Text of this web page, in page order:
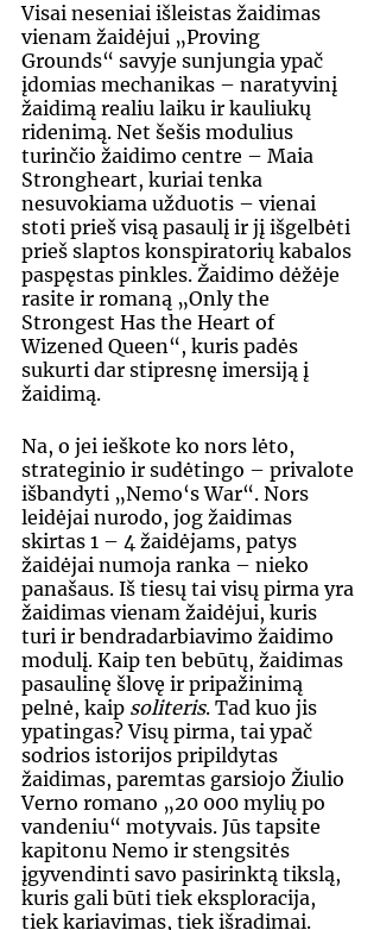
Visai neseniai išleistas žaidimas
vienam žaidėjui „Proving
Grounds“ savyje sunjungia ypač
įdomias mechanikas – naratyvinį
žaidimą realiu laiku ir kauliukų
ridenimą. Net šešis modulius
turinčio žaidimo centre – Maia
Strongheart, kuriai tenka
nesuvokiama užduotis – vienai
stoti prieš visą pasaulį ir jį išgelbėti
prieš slaptos konspiratorių kabalos
paspęstas pinkles. Žaidimo dėžėje
rasite ir romaną „Only the
Strongest Has the Heart of
Wizened Queen“, kuris padės
sukurti dar stipresnę imersiją į
žaidimą.
Na, o jei ieškote ko nors lėto,
strateginio ir sudėtingo – privalote
išbandyti „Nemo‘s War“. Nors
leidėjai nurodo, jog žaidimas
skirtas 1 – 4 žaidėjams, patys
žaidėjai numoja ranka – nieko
panašaus. Iš tiesų tai visų pirma yra
žaidimas vienam žaidėjui, kuris
turi ir bendradarbiavimo žaidimo
modulį. Kaip ten bebūtų, žaidimas
pasaulinę šlovę ir pripažinimą
pelnė, kaip soliteris. Tad kuo jis
ypatingas? Visų pirma, tai ypač
sodrios istorijos pripildytas
žaidimas, paremtas garsiojo Žiulio
Verno romano „20 000 mylių po
vandeniu“ motyvais. Jūs tapsite
kapitonu Nemo ir stengsitės
įgyvendinti savo pasirinktą tikslą,
kuris gali būti tiek eksploracija,
tiek kariavimas, tiek išradimai.